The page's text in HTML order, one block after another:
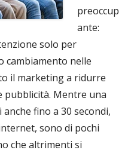
preoccup
ante:
solo per
cambiamento nelle
il marketing a ridurre
pubblicità. Mentre una
fino a 30 secondi,
sono di pochi
che altrimenti si